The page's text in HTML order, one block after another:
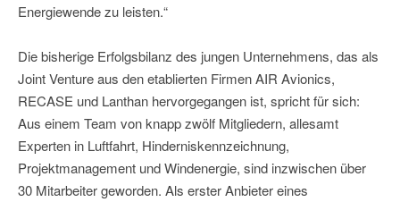
Energiewende zu leisten.“
Die bisherige Erfolgsbilanz des jungen Unternehmens, das als
Joint Venture aus den etablierten Firmen AIR Avionics,
RECASE und Lanthan hervorgegangen ist, spricht für sich:
Aus einem Team von knapp zwölf Mitgliedern, allesamt
Experten in Luftfahrt, Hinderniskennzeichnung,
Projektmanagement und Windenergie, sind inzwischen über
30 Mitarbeiter geworden. Als erster Anbieter eines